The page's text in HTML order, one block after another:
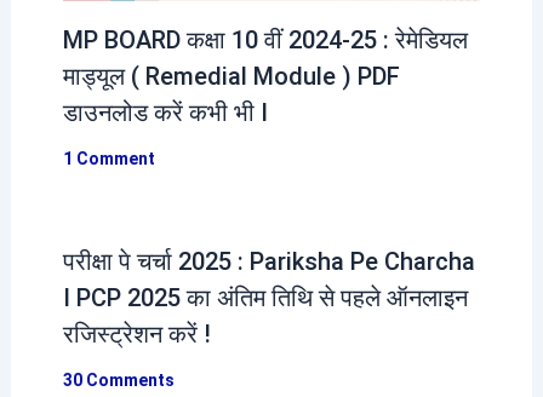
MP BOARD कक्षा 10 वीं 2024-25 : रेमेडियल
माड्यूल ( Remedial Module ) PDF
डाउनलोड करें कभी भी I
1 Comment
परीक्षा पे चर्चा 2025 : Pariksha Pe Charcha
I PCP 2025 का अंतिम तिथि से पहले ऑनलाइन
रजिस्ट्रेशन करें !
30 Comments